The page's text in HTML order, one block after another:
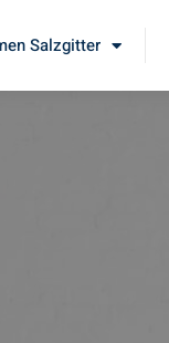
Salzgitter